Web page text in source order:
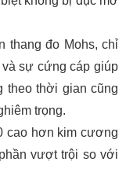
thang đo Mohs, chỉ
sự cứng cáp giúp
theo thời gian cũng
trọng.
cao hơn kim cương
vượt trội so với